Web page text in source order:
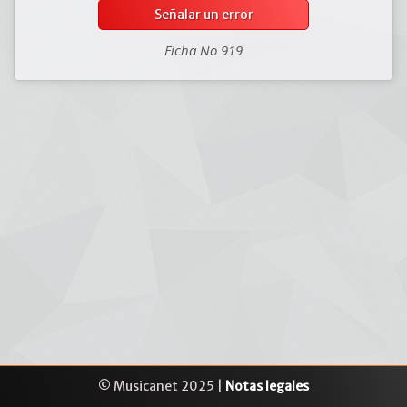
Señalar un error
Ficha No 919
© Musicanet 2025 | Notas legales